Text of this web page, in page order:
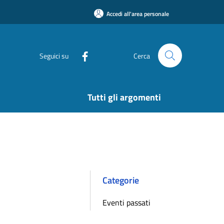
Accedi all'area personale
Seguici su Cerca
Tutti gli argomenti
Categorie
Eventi passati